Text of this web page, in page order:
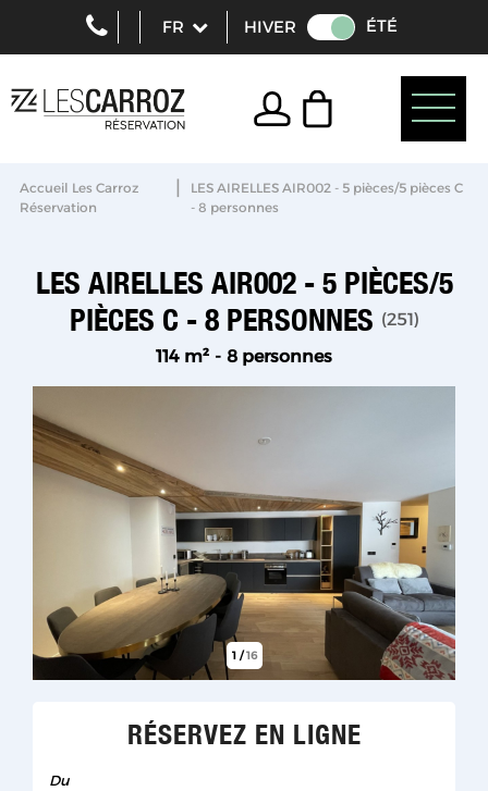
HIVER ÉTÉ
Accueil Les Carroz
Réservation
|
LES AIRELLES AIR002 - 5 pièces/5 pièces C
- 8 personnes
LES AIRELLES AIR002 - 5 PIÈCES/5
PIÈCES C - 8 PERSONNES (251)
114 m² 8 personnes
1/16
RÉSERVEZ EN LIGNE
Du